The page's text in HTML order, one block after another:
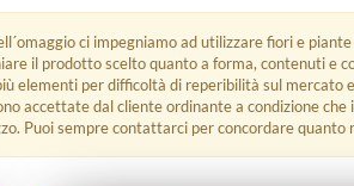
ci impegniamo ad utilizzare fiori e
il prodotto scelto quanto a forma, contenuti e
elementi per difficoltà di reperibilità sul mercato
accettate dal cliente ordinante a condizione
Puoi sempre contattarci per concordare quanto